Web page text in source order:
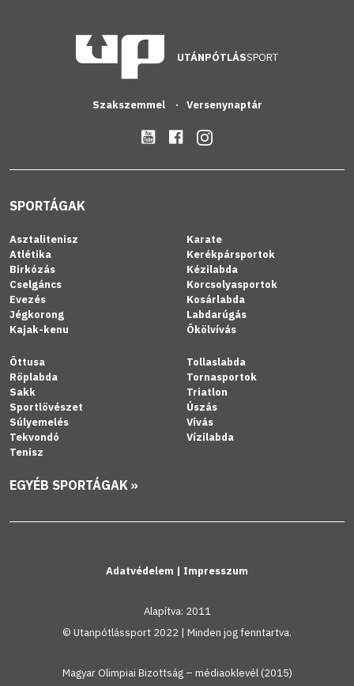
UTÁNPÓTLÁSSPORT
Szakszemmel Versenynaptár
SPORTÁGAK
Asztalitenisz
Atlétika
Birkózás
Cselgáncs
Evezés
Jégkorong
Kajak-kenu
Karate
Kerékpársportok
Kézilabda
Korcsolyasportok
Kosárlabda
Labdarúgás
Ökölvívás
Öttusa
Röplabda
Sakk
Sportlövészet
Súlyemelés
Tekvondó
Tenisz
Tollaslabda
Tornasportok
Triatlon
Úszás
Vívás
Vízilabda
EGYÉB SPORTÁGAK »
Adatvédelem | Impresszum
Alapítva: 2011
© Utanpótlássport 2022 | Minden jog fenntartva.
Magyar Olimpiai Bizottság – médiaoklevél (2015)